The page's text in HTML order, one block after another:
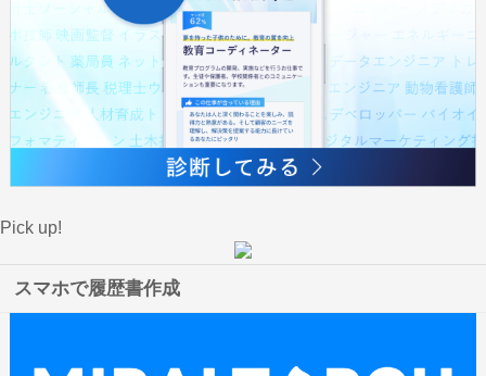
Pick up!
スマホで履歴書作成